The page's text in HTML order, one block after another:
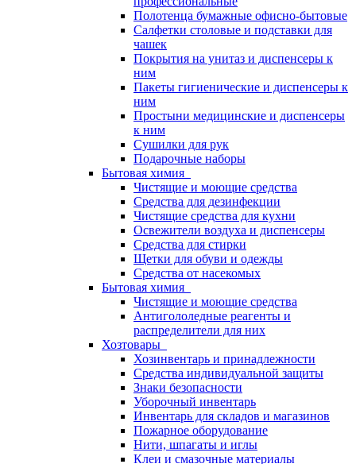
Полотенца бумажные офисно-бытовые
Салфетки столовые и подставки для
чашек
Покрытия на унитаз и диспенсеры к
ним
Пакеты гигиенические и диспенсеры к
ним
Простыни медицинские и диспенсеры
к ним
Сушилки для рук
Подарочные наборы
Бытовая химия
Чистящие и моющие средства
Средства для дезинфекции
Чистящие средства для кухни
Освежители воздуха и диспенсеры
Средства для стирки
Щетки для обуви и одежды
Средства от насекомых
Бытовая химия
Чистящие и моющие средства
Антигололедные реагенты и
распределители для них
Хозтовары
Хозинвентарь и принадлежности
Средства индивидуальной защиты
Знаки безопасности
Уборочный инвентарь
Инвентарь для складов и магазинов
Пожарное оборудование
Нити, шпагаты и иглы
Клеи и смазочные материалы